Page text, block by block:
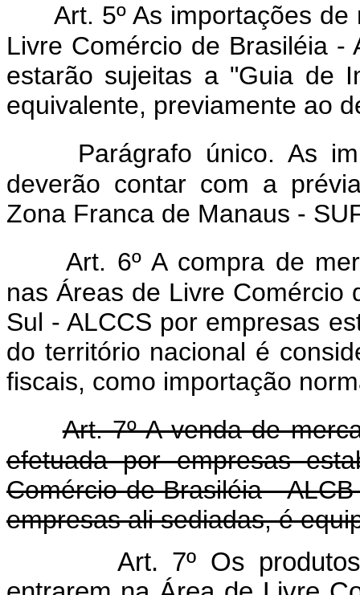
Art. 5º As importações
Livre Comércio de Brasiléia -
estarão sujeitas a "Guia de
equivalente, previamente ao
Parágrafo único. As
deverão contar com a
Zona Franca de Manaus -
Art. 6º A compra de
nas Áreas de Livre Comércio
Sul - ALCCS por empresas
do território nacional é
fiscais, como importação
Art. 7º A venda de
efetuada por empresas
Comércio de Brasiléia -
empresas ali sediadas, é
Art. 7º Os